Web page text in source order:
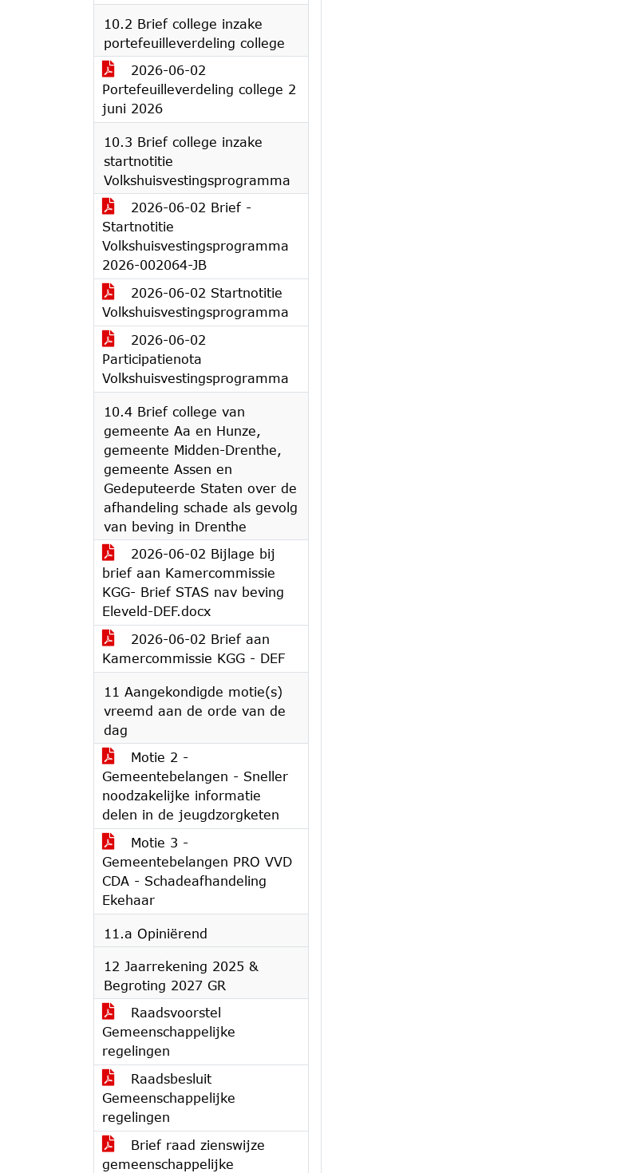
10.2 Brief college inzake
portefeuilleverdeling college
2026-06-02
Portefeuilleverdeling college 2
juni 2026
10.3 Brief college inzake
startnotitie
Volkshuisvestingsprogramma
2026-06-02 Brief -
Startnotitie
Volkshuisvestingsprogramma
2026-002064-JB
2026-06-02 Startnotitie
Volkshuisvestingsprogramma
2026-06-02
Participatienota
Volkshuisvestingsprogramma
10.4 Brief college van
gemeente Aa en Hunze,
gemeente Midden-Drenthe,
gemeente Assen en
Gedeputeerde Staten over de
afhandeling schade als gevolg
van beving in Drenthe
2026-06-02 Bijlage bij
brief aan Kamercommissie
KGG- Brief STAS nav beving
Eleveld-DEF.docx
2026-06-02 Brief aan
Kamercommissie KGG - DEF
11 Aangekondigde motie(s)
vreemd aan de orde van de
dag
Motie 2 -
Gemeentebelangen - Sneller
noodzakelijke informatie
delen in de jeugdzorgketen
Motie 3 -
Gemeentebelangen PRO VVD
CDA - Schadeafhandeling
Ekehaar
11.a Opiniërend
12 Jaarrekening 2025 &
Begroting 2027 GR
Raadsvoorstel
Gemeenschappelijke
regelingen
Raadsbesluit
Gemeenschappelijke
regelingen
Brief raad zienswijze
gemeenschappelijke